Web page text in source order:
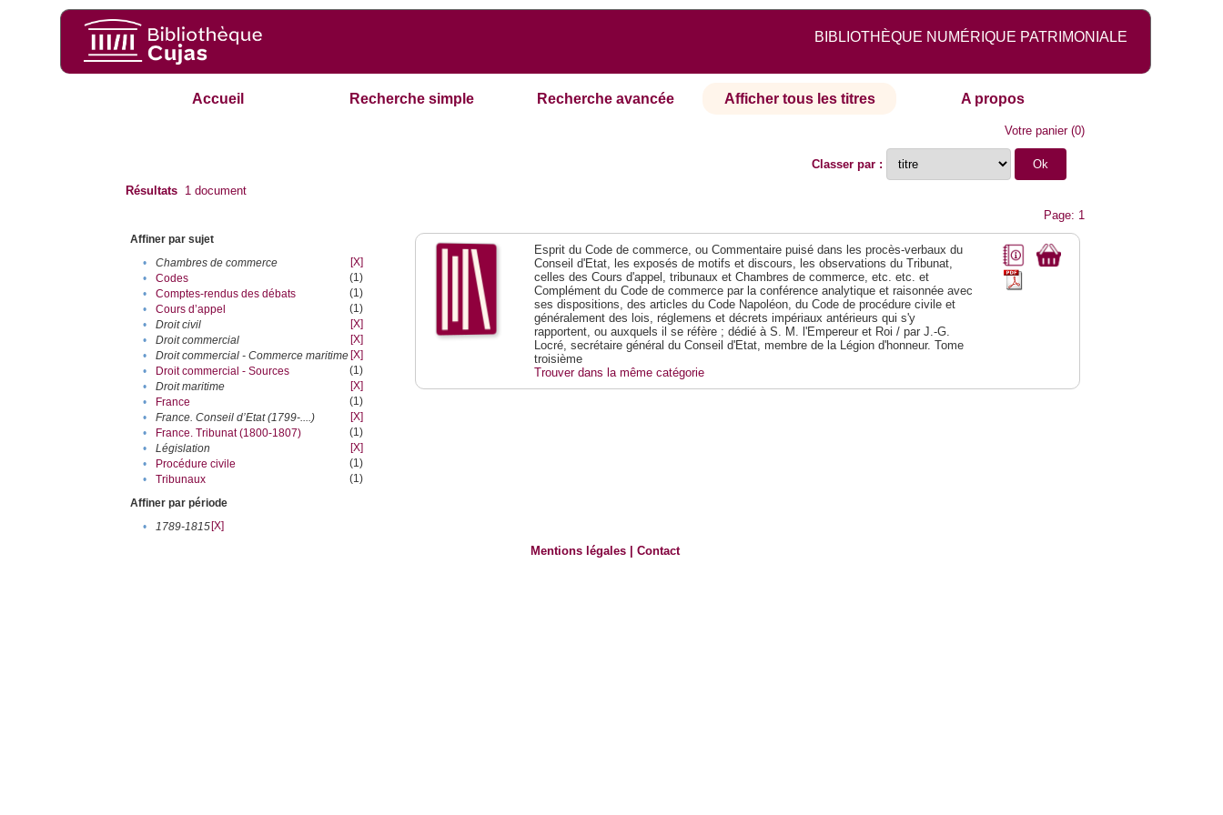
BIBLIOTHÈQUE NUMÉRIQUE PATRIMONIALE
Accueil Recherche simple Recherche avancée Afficher tous les titres A propos
Votre panier(0)
Classer par :
Résultats 1 document
Page: 1
Affiner par sujet
•
Chambres de commerce
[X]
•
Codes
(1)
•
Comptes-rendus des débats
(1)
•
Cours d’appel
(1)
•
Droit civil
[X]
•
Droit commercial
[X]
•
Droit commercial - Commerce maritime [X]
•
Droit commercial - Sources
(1)
•
Droit maritime
[X]
•
France
(1)
•
France. Conseil d’Etat (1799-....)
[X]
•
France. Tribunat (1800-1807)
(1)
•
Législation
[X]
•
Procédure civile
(1)
•
Tribunaux
(1)
Affiner par période
•
1789-1815[X]
Esprit du Code de commerce, ou Commentaire puisé dans les procès-verbaux du
Conseil d'Etat, les exposés de motifs et discours, les observations du Tribunat,
celles des Cours d'appel, tribunaux et Chambres de commerce, etc. etc. et
Complément du Code de commerce par la conférence analytique et raisonnée avec
ses dispositions, des articles du Code Napoléon, du Code de procédure civile et
généralement des lois, réglemens et décrets impériaux antérieurs qui s'y
rapportent, ou auxquels il se réfère ; dédié à S. M. l'Empereur et Roi / par J.-G.
Locré, secrétaire général du Conseil d'Etat, membre de la Légion d'honneur. Tome
troisième
Trouver dans la même catégorie
Mentions légales |Contact